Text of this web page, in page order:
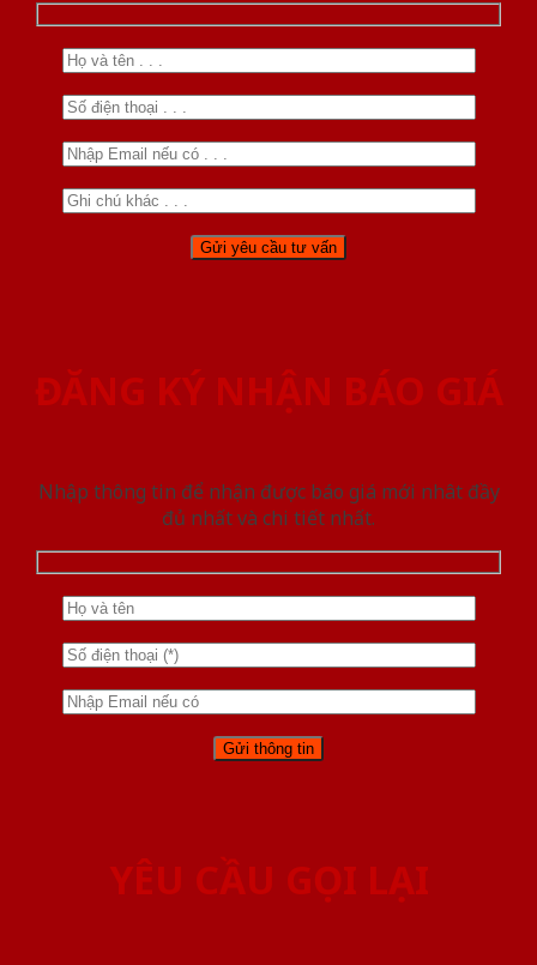
ĐĂNG KÝ NHẬN BÁO GIÁ
Nhập thông tin để nhận được báo giá mới nhât đầy
đủ nhất và chi tiết nhất.
YÊU CẦU GỌI LẠI